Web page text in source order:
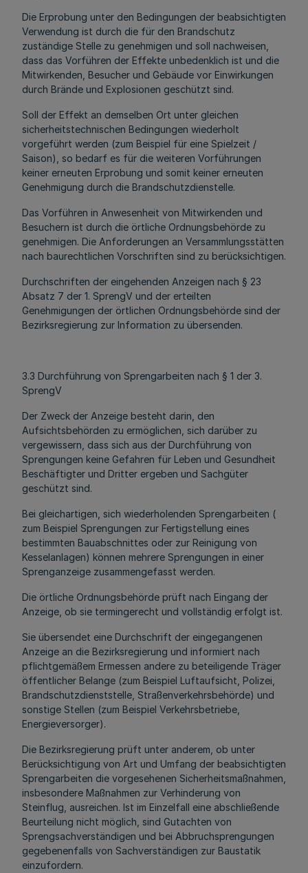
Die Erprobung unter den Bedingungen der beabsichtigten
Verwendung ist durch die für den Brandschutz
zuständige Stelle zu genehmigen und soll nachweisen,
dass das Vorführen der Effekte unbedenklich ist und die
Mitwirkenden, Besucher und Gebäude vor Einwirkungen
durch Brände und Explosionen geschützt sind.
Soll der Effekt an demselben Ort unter gleichen
sicherheitstechnischen Bedingungen wiederholt
vorgeführt werden (zum Beispiel für eine Spielzeit /
Saison), so bedarf es für die weiteren Vorführungen
keiner erneuten Erprobung und somit keiner erneuten
Genehmigung durch die Brandschutzdienstelle.
Das Vorführen in Anwesenheit von Mitwirkenden und
Besuchern ist durch die örtliche Ordnungsbehörde zu
genehmigen. Die Anforderungen an Versammlungsstätten
nach baurechtlichen Vorschriften sind zu berücksichtigen.
Durchschriften der eingehenden Anzeigen nach § 23
Absatz 7 der 1. SprengV und der erteilten
Genehmigungen der örtlichen Ordnungsbehörde sind der
Bezirksregierung zur Information zu übersenden.
3.3 Durchführung von Sprengarbeiten nach § 1 der 3.
SprengV
Der Zweck der Anzeige besteht darin, den
Aufsichtsbehörden zu ermöglichen, sich darüber zu
vergewissern, dass sich aus der Durchführung von
Sprengungen keine Gefahren für Leben und Gesundheit
Beschäftigter und Dritter ergeben und Sachgüter
geschützt sind.
Bei gleichartigen, sich wiederholenden Sprengarbeiten (
zum Beispiel Sprengungen zur Fertigstellung eines
bestimmten Bauabschnittes oder zur Reinigung von
Kesselanlagen) können mehrere Sprengungen in einer
Sprenganzeige zusammengefasst werden.
Die örtliche Ordnungsbehörde prüft nach Eingang der
Anzeige, ob sie termingerecht und vollständig erfolgt ist.
Sie übersendet eine Durchschrift der eingegangenen
Anzeige an die Bezirksregierung und informiert nach
pflichtgemäßem Ermessen andere zu beteiligende Träger
öffentlicher Belange (zum Beispiel Luftaufsicht, Polizei,
Brandschutzdienststelle, Straßenverkehrsbehörde) und
sonstige Stellen (zum Beispiel Verkehrsbetriebe,
Energieversorger).
Die Bezirksregierung prüft unter anderem, ob unter
Berücksichtigung von Art und Umfang der beabsichtigten
Sprengarbeiten die vorgesehenen Sicherheitsmaßnahmen,
insbesondere Maßnahmen zur Verhinderung von
Steinflug, ausreichen. Ist im Einzelfall eine abschließende
Beurteilung nicht möglich, sind Gutachten von
Sprengsachverständigen und bei Abbruchsprengungen
gegebenenfalls von Sachverständigen zur Baustatik
einzufordern.